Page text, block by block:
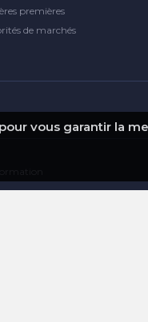
vous garantir la
premières
de marchés